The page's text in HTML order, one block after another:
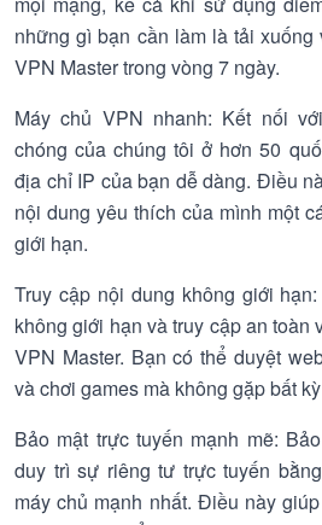
những gì bạn cần làm là tải
VPN Master trong vòng 7 ngày.
Máy chủ VPN nhanh: Kết nối
chóng của chúng tôi ở hơn 50
địa chỉ IP của bạn dễ dàng. Điều
nội dung yêu thích của mình một
giới hạn.
Truy cập nội dung không giới
không giới hạn và truy cập an toàn
VPN Master. Bạn có thể duyệt
và chơi games mà không gặp bất
Bảo mật trực tuyến mạnh mẽ:
duy trì sự riêng tư trực tuyến
máy chủ mạnh nhất. Điều này